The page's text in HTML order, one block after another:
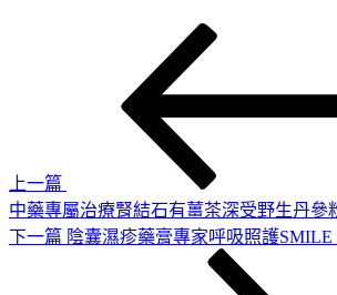
上一篇
中藥專屬治療腎結石有薑茶深受野生丹參
下
下一篇 陰囊濕疹藥膏專家呼吸照護